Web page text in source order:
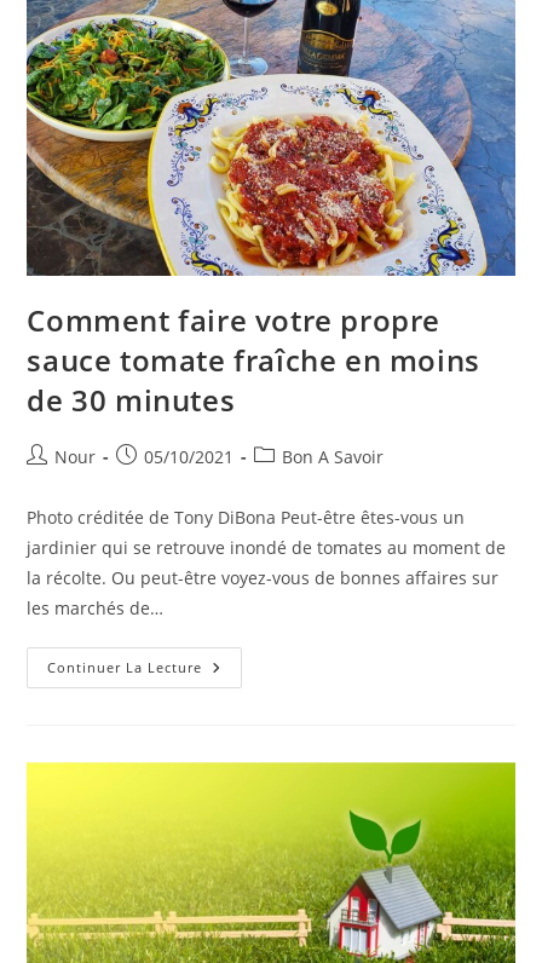
Comment faire votre propre
sauce tomate fraîche en moins
de 30 minutes
Auteur/autrice
la
publication :
Nour
Publication
05/10/2021
PostBon A Savoir
Photo créditée de Tony DiBona Peut-être êtes-vous un
jardinier qui se retrouve inondé de tomates au moment de
la récolte. Ou peut-être voyez-vous de bonnes affaires sur
les marchés de…
Continuer La Lecture Comment
Faire
Fraîche
Minutes